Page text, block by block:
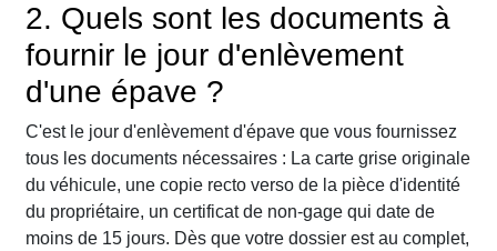
2. Quels sont les documents à
fournir le jour d'enlèvement
d'une épave ?
C'est le jour d'enlèvement d'épave que vous fournissez
tous les documents nécessaires : La carte grise originale
du véhicule, une copie recto verso de la pièce d'identité
du propriétaire, un certificat de non-gage qui date de
moins de 15 jours. Dès que votre dossier est au complet,